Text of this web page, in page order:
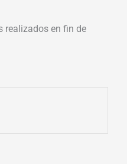
realizados en fin de